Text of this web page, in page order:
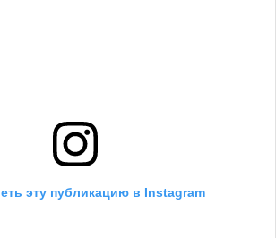
эту публикацию в Instagram